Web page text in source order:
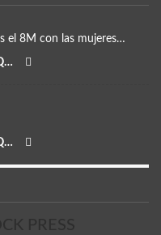
el 8M con las mujeres…
REDACCIÓN QRP
REDACCIÓN QRP